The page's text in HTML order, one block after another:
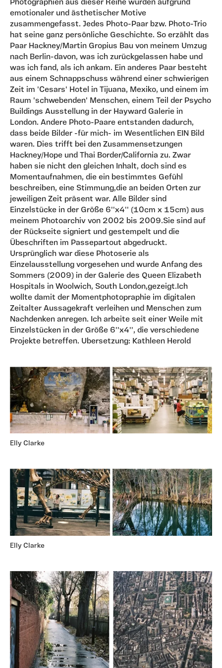
Photographien aus dieser Reihe wurden aufgrund
emotionaler und ästhetischer Motive
zusammengefasst. Jedes Photo-Paar bzw. Photo-Trio
hat seine ganz persönliche Geschichte. So erzählt das
Paar Hackney/Martin Gropius Bau von meinem Umzug
nach Berlin-davon, was ich zurückgelassen habe und
was ich fand, als ich ankam. Ein anderes Paar besteht
aus einem Schnappschuss während einer schwierigen
Zeit im 'Cesars' Hotel in Tijuana, Mexiko, und einem im
Raum 'schwebenden' Menschen, einem Teil der Psycho
Buildings Ausstellung in der Hayward Galerie in
London. Andere Photo-Paare entstanden dadurch,
dass beide Bilder -für mich- im Wesentlichen EIN Bild
waren. Dies trifft bei den Zusammensetzungen
Hackney/Hope und Thai Border/California zu. Zwar
haben sie nicht den gleichen Inhalt, doch sind es
Momentaufnahmen, die ein bestimmtes Gefühl
beschreiben, eine Stimmung,die an beiden Orten zur
jeweiligen Zeit präsent war. Alle Bilder sind
Einzelstücke in der Größe 6''x4'' (10cm x 15cm) aus
meinem Photoarchiv von 2002 bis 2009.Sie sind auf
der Rückseite signiert und gestempelt und die
Übeschriften im Passepartout abgedruckt.
Ursprünglich war diese Photoserie als
Einzelausstellung vorgesehen und wurde Anfang des
Sommers (2009) in der Galerie des Queen Elizabeth
Hospitals in Woolwich, South London,gezeigt.Ich
wollte damit der Momentphotopraphie im digitalen
Zeitalter Aussagekraft verleihen und Menschen zum
Nachdenken anregen. Ich arbeite seit einer Weile mit
Einzelstücken in der Größe 6''x4'', die verschiedene
Projekte betreffen. Ubersetzung: Kathleen Herold
Elly Clarke
Elly Clarke